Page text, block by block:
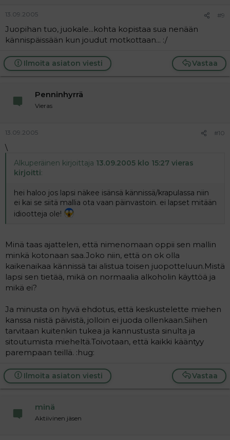
13.09.2005 #9
Juopihan tuo, juokale...kohta kopistaa sua nenään
kännispäissään kun joudut motkottaan... :/
Vastaa
Ilmoita asiaton viesti
Penninhyrrä
Vieras
13.09.2005 #10
\
Alkuperäinen kirjoittaja 13.09.2005 klo 15:27 vieras
kirjoitti:
hei haloo jos lapsi näkee isänsä kännissä/krapulassa niin
ei kai se siitä mallia ota vaan päinvastoin. ei lapset mitään
idiootteja ole!
Minä taas ajattelen, että nimenomaan oppii sen mallin
minkä kotonaan saa.Joko niin, että on ok olla
kaikenaikaa kännissä tai alistua toisen juopotteluun.Mistä
lapsi sen tietää, mikä on normaalia alkoholin käyttöä ja
mikä ei?
Ja minusta on hyvä ehdotus, että keskustelette miehen
kanssa niistä päivistä, jolloin ei juoda ollenkaan.Siihen
tarvitaan kuitenkin tukea ja kannustusta sinulta ja
sitoutumista mieheltä.Toivotaan, että kaikki kääntyy
parempaan teillä. :hug:
Vastaa
Ilmoita asiaton viesti
minä
Aktiivinen jäsen